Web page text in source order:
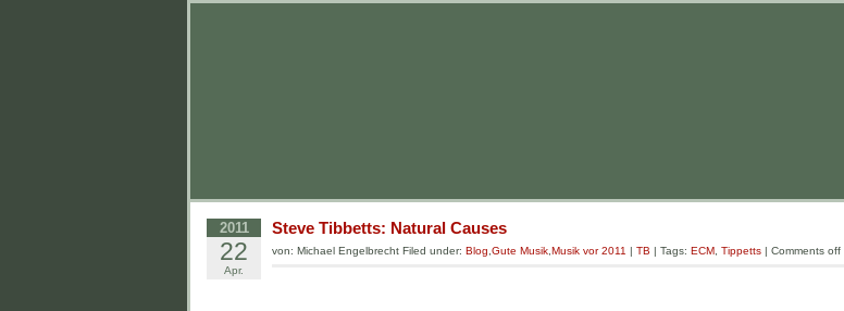
2011
22
Apr.
Steve Tibbetts: Natural Causes
von: Michael Engelbrecht Filed under: Blog Gute Musik Musik vor 2011 | TB | Tags: ECM Tippetts | Comments off